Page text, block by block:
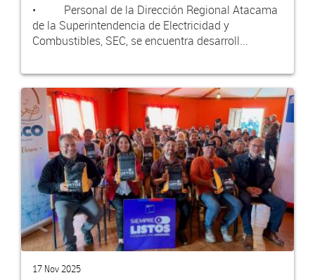
• Personal de la Dirección Regional Atacama
de la Superintendencia de Electricidad y
Combustibles, SEC, se encuentra desarroll...
17 Nov 2025